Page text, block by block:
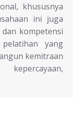
khususnya
ini juga
kompetensi
yang
kemitraan